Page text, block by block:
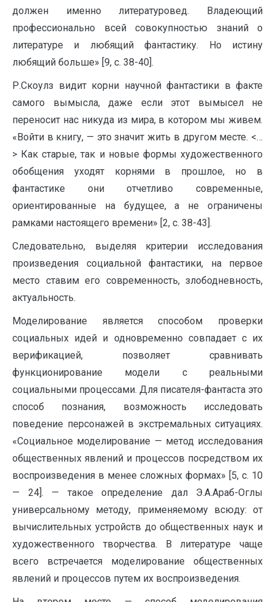
должен именно литературовед. Владеющий
профессионально всей совокупностью знаний о
литературе и любящий фантастику. Но истину
любящий больше» [9, с. 38-40].
Р.Скоулз видит корни научной фантастики в факте
самого вымысла, даже если этот вымысел не
переносит нас никуда из мира, в котором мы живем.
«Войти в книгу, — это значит жить в другом месте. <…
> Как старые, так и новые формы художественного
обобщения уходят корнями в прошлое, но в
фантастике они отчетливо современные,
ориентированные на будущее, а не ограничены
рамками настоящего времени» [2, с. 38-43].
Следовательно, выделяя критерии исследования
произведения социальной фантастики, на первое
место ставим его современность, злободневность,
актуальность.
Моделирование является способом проверки
социальных идей и одновременно совпадает с их
верификацией, позволяет сравнивать
функционирование модели с реальными
социальными процессами. Для писателя-фантаста это
способ познания, возможность исследовать
поведение персонажей в экстремальных ситуациях.
«Социальное моделирование — метод исследования
общественных явлений и процессов посредством их
воспроизведения в менее сложных формах» [5, с. 10
— 24]. — такое определение дал Э.А.Араб-Оглы
универсальному методу, применяемому всюду: от
вычислительных устройств до общественных наук и
художественного творчества. В литературе чаще
всего встречается моделирование общественных
явлений и процессов путем их воспроизведения.